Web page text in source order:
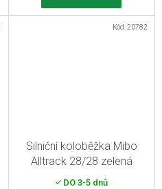
Silniční koloběžka Mibo
Alltrack 28/28 zelená
DO 3-5 dnů
Kód:20782